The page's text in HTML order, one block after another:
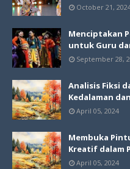
October 21,
Menciptakan
untuk Guru
September 28,
Analisis Fiksi
Kedalaman
April 05, 2024
Membuka
Kreatif dalam
April 05, 2024